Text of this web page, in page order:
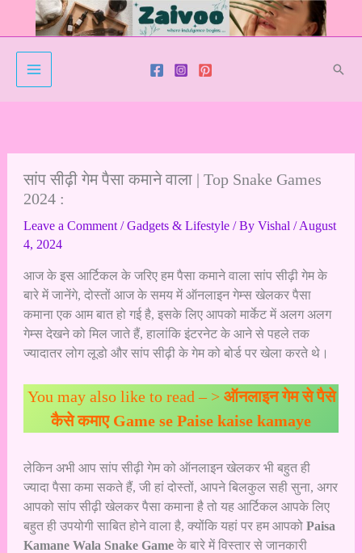
सांप सीढ़ी गेम पैसा कमाने वाला | Top Snake Games
2024 :
Leave a Comment /Gadgets & Lifestyle/ By Vishal /August
4, 2024
आज के इस आर्टिकल के जरिए हम पैसा कमाने वाला सांप सीढ़ी गेम के
बारे में जानेंगे, दोस्तों आज के समय में ऑनलाइन गेम्स खेलकर पैसा
कमाना एक आम बात हो गई है, इसके लिए आपको मार्केट में अलग अलग
गेम्स देखने को मिल जाते हैं, हालांकि इंटरनेट के आने से पहले तक
ज्यादातर लोग लूडो और सांप सीढ़ी के गेम को बोर्ड पर खेला करते थे।
You may also like to read – > ऑनलाइन गेम से पैसे
कैसे कमाए Game se Paise kaise kamaye
लेकिन अभी आप सांप सीढ़ी गेम को ऑनलाइन खेलकर भी बहुत ही
ज्यादा पैसा कमा सकते हैं, जी हां दोस्तों, आपने बिलकुल सही सुना, अगर
आपको सांप सीढ़ी खेलकर पैसा कमाना है तो यह आर्टिकल आपके लिए
बहुत ही उपयोगी साबित होने वाला है, क्योंकि यहां पर हम आपको Paisa
Kamane Wala Snake Gameके बारे में विस्तार से जानकारी